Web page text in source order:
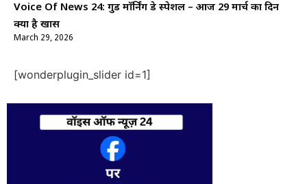
Voice Of News 24: गुड माॅर्निंग डे स्पेशल – आज 29 मार्च का दिन
क्यों है खास
March 29, 2026
[wonderplugin_slider id=1]